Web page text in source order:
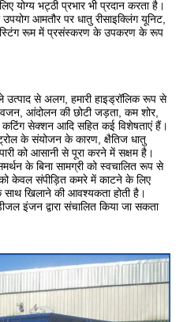
योग्य भट्ठी प्रभार भी प्रदान करता है।
आमतौर पर धातु रीसाइक्लिंग यूनिट,
रूम में प्रसंस्करण के उपकरण के रूप
से अलग, हमारी हाइड्रॉलिक रूप से
वजन, आंदोलन की छोटी जड़ता, कम शोर,
सेक्शन आदि सहित कई विशेषताएं हैं।
के संयोजन के कारण, क्षैतिज धातु
को आसानी से पूरा करने में सक्षम है।
के बिना सामग्री को स्वचालित रूप से
केवल संपीड़ित कमरे में काटने के लिए
साथ खिलाने की आवश्यकता होती है।
इंजन द्वारा संचालित किया जा सकता